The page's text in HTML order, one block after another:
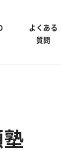
よくある
質問